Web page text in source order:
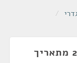
/
ישיבת ועדה של הכנסת ה-25 מתאריך